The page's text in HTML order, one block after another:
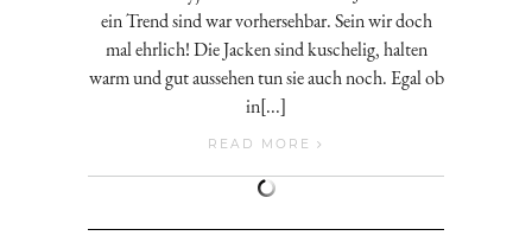
ein Trend sind war vorhersehbar. Sein wir doch
mal ehrlich! Die Jacken sind kuschelig, halten
warm und gut aussehen tun sie auch noch. Egal ob
in[...]
READ MORE